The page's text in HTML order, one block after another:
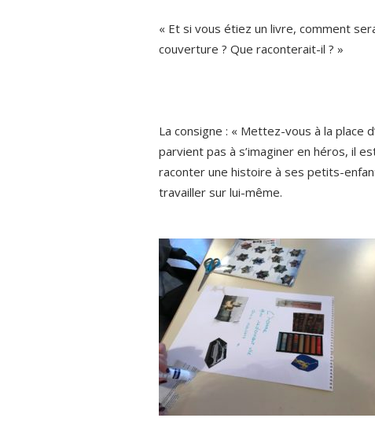
« Et si vous étiez un livre, comment
couverture ? Que raconterait-il ? »
La consigne : « Mettez-vous à la place
parvient pas à s’imaginer en héros, il
raconter une histoire à ses petits-
travailler sur lui-même.